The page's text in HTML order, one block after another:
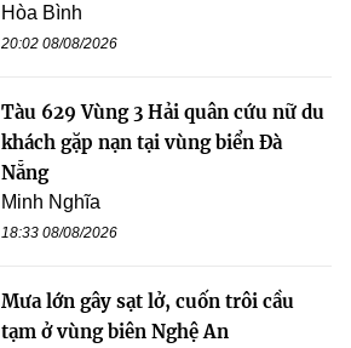
Hòa Bình
20:02 08/08/2026
Tàu 629 Vùng 3 Hải quân cứu nữ du
khách gặp nạn tại vùng biển Đà
Nẵng
Minh Nghĩa
18:33 08/08/2026
Mưa lớn gây sạt lở, cuốn trôi cầu
tạm ở vùng biên Nghệ An